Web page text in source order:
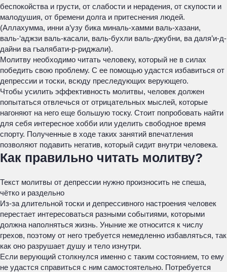
беспокойства и грусти, от слабости и нерадения, от скупости и
малодушия, от бремени долга и притеснения людей.
(Аллахумма, инни а’узу бика миналь-хамми валь-хазани,
валь-‘аджзи валь-касали, валь-бухли валь-джубни, ва даля’и-д-
дайни ва гъалябати-р-риджали).
Молитву необходимо читать человеку, который не в силах
победить свою проблему. С ее помощью удастся избавиться от
депрессии и тоски, всюду преследующих верующего.
Чтобы усилить эффективность молитвы, человек должен
попытаться отвлечься от отрицательных мыслей, которые
нагоняют на него еще большую тоску. Стоит попробовать найти
для себя интересное хобби или уделить свободное время
спорту. Полученные в ходе таких занятий впечатления
позволяют подавить негатив, который сидит внутри человека.
Как правильно читать молитву?
Текст молитвы от депрессии нужно произносить не спеша,
чётко и раздельно
Из-за длительной тоски и депрессивного настроения человек
перестает интересоваться разными событиями, которыми
должна наполняться жизнь. Уныние же относится к числу
грехов, поэтому от него требуется немедленно избавляться, так
как оно разрушает душу и тело изнутри.
Если верующий столкнулся именно с таким состоянием, то ему
не удастся справиться с ним самостоятельно. Потребуется